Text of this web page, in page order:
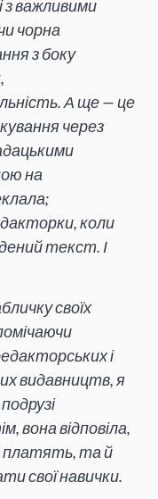
з важливими
чорна
з боку
А ще — це
через
на
коли
текст. І
своїх
і
видавництв, я
вона відповіла,
платять, та й
свої навички.